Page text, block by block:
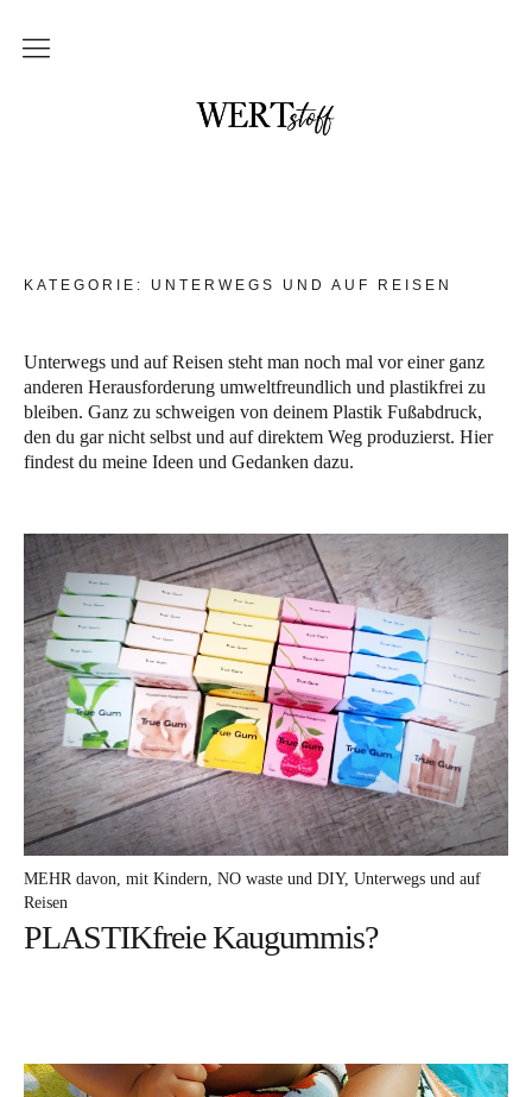
THEMEN
in der Küche
Unterwegs und auf Reisen
Upcycling
DAS braucht kein Mensch
DA frag ich nach
MEHR davon
ICH mach mit
WARUM darum
DAS bin ich
KATEGORIE: UNTERWEGS UND AUF REISEN
Unterwegs und auf Reisen steht man noch mal vor einer ganz
anderen Herausforderung umweltfreundlich und plastikfrei zu
bleiben. Ganz zu schweigen von deinem Plastik Fußabdruck,
den du gar nicht selbst und auf direktem Weg produzierst. Hier
findest du meine Ideen und Gedanken dazu.
MEHR davon mit Kindern NO waste und DIY Unterwegs und auf
Reisen
PLASTIKfreie Kaugummis?